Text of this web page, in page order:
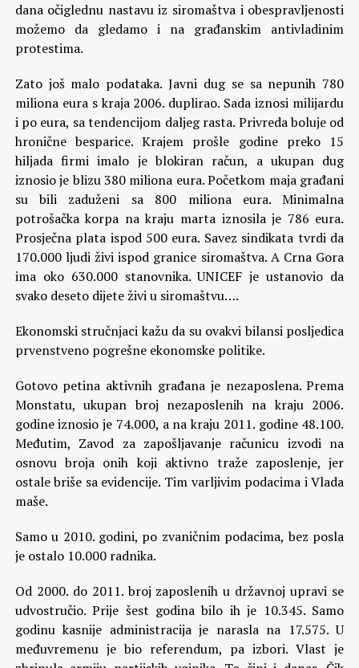
dana očiglednu nastavu iz siromaštva i obespravljenosti
možemo da gledamo i na građanskim antivladinim
protestima.
Zato još malo podataka. Javni dug se sa nepunih 780
miliona eura s kraja 2006. duplirao. Sada iznosi milijardu
i po eura, sa tendencijom daljeg rasta. Privreda boluje od
hronične besparice. Krajem prošle godine preko 15
hiljada firmi imalo je blokiran račun, a ukupan dug
iznosio je blizu 380 miliona eura. Početkom maja građani
su bili zaduženi sa 800 miliona eura. Minimalna
potrošačka korpa na kraju marta iznosila je 786 eura.
Prosječna plata ispod 500 eura. Savez sindikata tvrdi da
170.000 ljudi živi ispod granice siromaštva. A Crna Gora
ima oko 630.000 stanovnika. UNICEF je ustanovio da
svako deseto dijete živi u siromaštvu….
Ekonomski stručnjaci kažu da su ovakvi bilansi posljedica
prvenstveno pogrešne ekonomske politike.
Gotovo petina aktivnih građana je nezaposlena. Prema
Monstatu, ukupan broj nezaposlenih na kraju 2006.
godine iznosio je 74.000, a na kraju 2011. godine 48.100.
Međutim, Zavod za zapošljavanje računicu izvodi na
osnovu broja onih koji aktivno traže zaposlenje, jer
ostale briše sa evidencije. Tim varljivim podacima i Vlada
maše.
Samo u 2010. godini, po zvaničnim podacima, bez posla
je ostalo 10.000 radnika.
Od 2000. do 2011. broj zaposlenih u državnoj upravi se
udvostručio. Prije šest godina bilo ih je 10.345. Samo
godinu kasnije administracija je narasla na 17.575. U
međuvremenu je bio referendum, pa izbori. Vlast je